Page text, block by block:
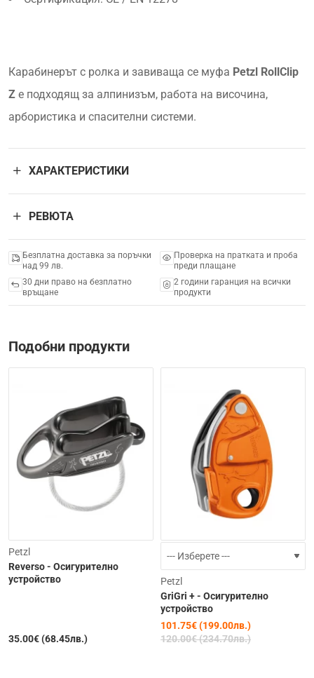
Карабинерът с ролка и завиваща се муфа Petzl RollClip
Z е подходящ за алпинизъм, работа на височина,
арбористика и спасителни системи.
ХАРАКТЕРИСТИКИ
РЕВЮТА
Безплатна доставка за поръчки
над 99 лв.
Проверка на пратката и проба
преди плащане
30 дни право на безплатно
връщане
2 години гаранция на всички
продукти
Подобни продукти
Petzl
Reverso - Осигурително
устройство
35.00€ (68.45лв.)
Petzl
GriGri + - Осигурително
устройство
101.75€ (199.00лв.)
120.00€ (234.70лв.)